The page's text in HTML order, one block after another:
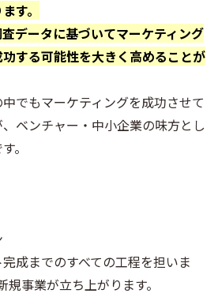
す。
データに基づいてマーケティング
する可能性を大きく高めることが
でもマーケティングを成功させて
ベンチャー・中小企業の味方とし
。
成までのすべての工程を担いま
事業が立ち上がります。